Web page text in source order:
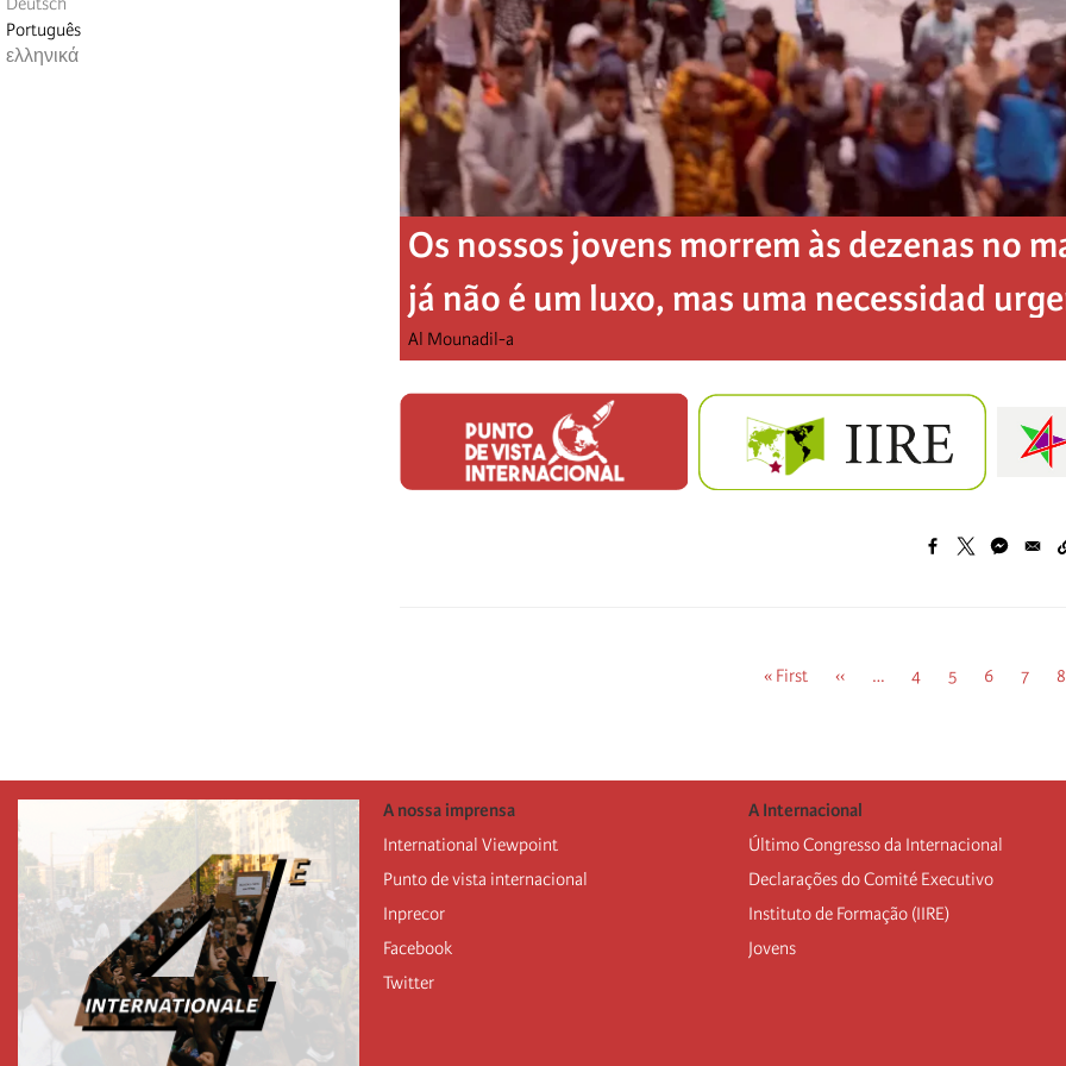
Português
ελληνικά
Os nossos jovens morrem às dezenas no
já não é um luxo, mas uma necessidad
Al Mounadil-a
Primeira
« First
Página
‹‹ … Página
4 Página
5 Página
6 Página
7 8
A nossa imprensa
International Viewpoint
Punto de vista internacional
Inprecor
Facebook
Twitter
A Internacional
Último Congresso da Internacional
Declarações do Comité Executivo
Instituto de Formação (IIRE)
Jovens